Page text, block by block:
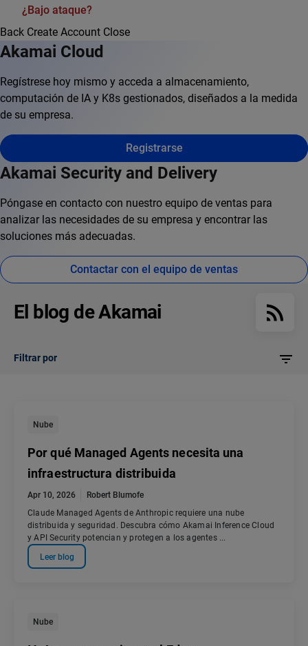
¿Bajo ataque?
Back Create Account Close
Akamai Cloud
Regístrese hoy mismo y acceda a almacenamiento,
computación de IA y K8s gestionados, diseñados a la medida
de su empresa.
Registrarse
Akamai Security and Delivery
Póngase en contacto con nuestro equipo de ventas para
analizar las necesidades de su empresa y encontrar las
soluciones más adecuadas.
Contactar con el equipo de ventas
El blog de Akamai
Filtrar por
Nube
Por qué Managed Agents necesita una
infraestructura distribuida
Apr 10, 2026
Robert Blumofe
Claude Managed Agents de Anthropic requiere una nube
distribuida y seguridad. Descubra cómo Akamai Inference Cloud
y API Security potencian y protegen a los agentes ...
Leer blog
Nube